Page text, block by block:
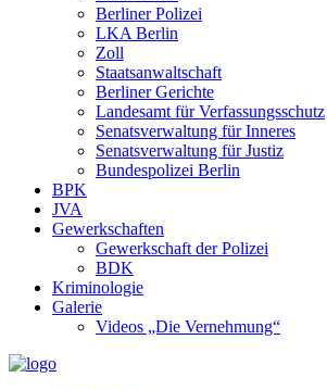
Berliner Polizei
LKA Berlin
Zoll
Staatsanwaltschaft
Berliner Gerichte
Landesamt für Verfassungsschutz
Senatsverwaltung für Inneres
Senatsverwaltung für Justiz
Bundespolizei Berlin
BPK
JVA
Gewerkschaften
Gewerkschaft der Polizei
BDK
Kriminologie
Galerie
Videos „Die Vernehmung“